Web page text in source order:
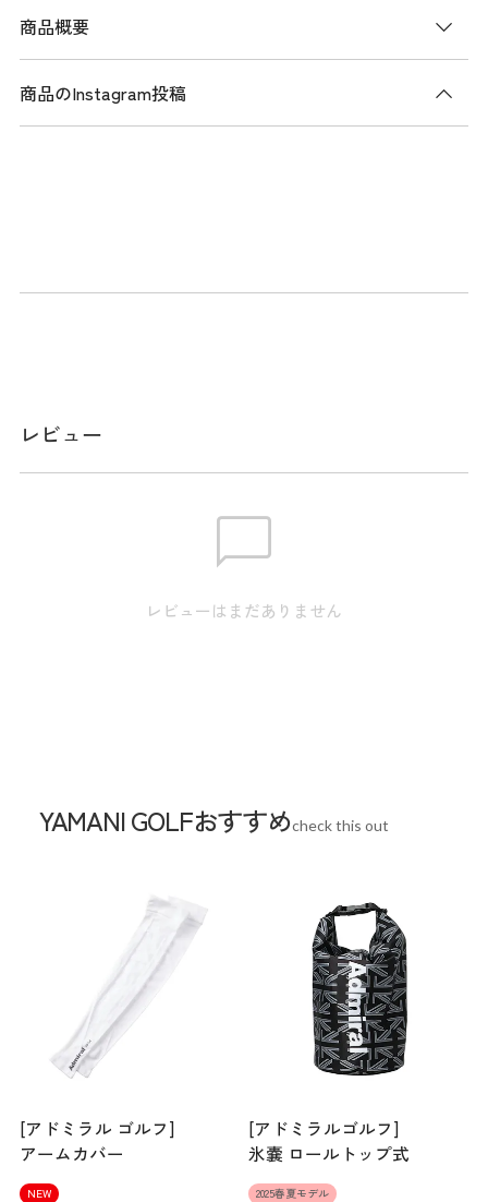
商品概要
商品説明
鮮明になります。
素材
サイズ
内径108mm
商品のInstagram投稿
レビュー
レビューはまだありません
YAMANI GOLFおすすめcheck this out
[アドミラル ゴルフ]
アームカバー
NEW
[アドミラルゴルフ]
氷嚢 ロールトップ式
2025春夏モデル